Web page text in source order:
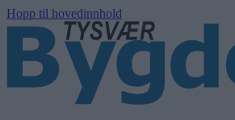
Hopp til hovedinnhold